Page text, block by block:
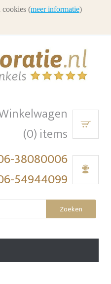
(0) items
38080006
54944099
Zoeken
cookies (meer informatie)